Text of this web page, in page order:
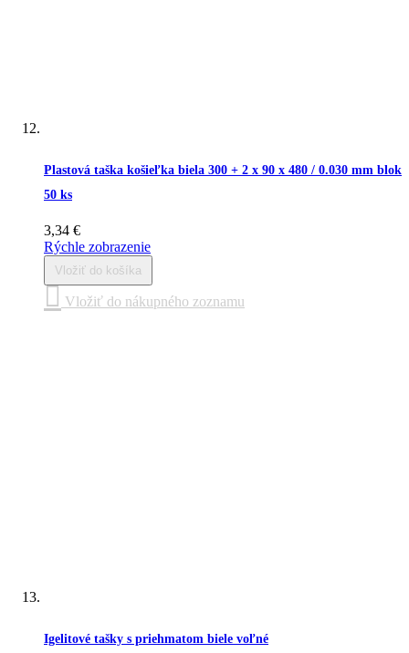
Plastová taška košieľka biela 300 + 2 x 90 x 480 / 0.030 mm blok
50 ks
3,34 €
Rýchle zobrazenie
Vložiť do košíka
Vložiť do nákupného zoznamu
Igelitové tašky s priehmatom biele voľné